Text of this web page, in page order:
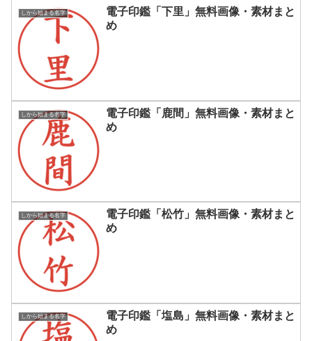
しから始まる名字
電子印鑑「下里」無料画像・素材まと
め
しから始まる名字
電子印鑑「鹿間」無料画像・素材まと
め
しから始まる名字
電子印鑑「松竹」無料画像・素材まと
め
しから始まる名字
電子印鑑「塩島」無料画像・素材まと
め